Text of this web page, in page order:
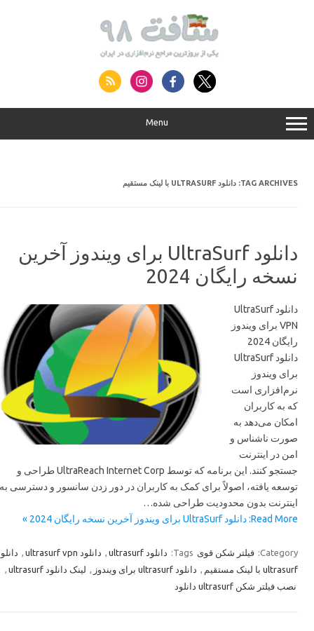
Menu
TAG ARCHIVES: دانلود ULTRASURF با لینک مستقیم
دانلود UltraSurf برای ویندوز آخرین
نسخه رایگان 2024
دانلود UltraSurf
VPN برای ویندوز
رایگان 2024
دانلود UltraSurf
برای ویندوز
نرم‌افزاری است
که به کاربران
امکان می‌دهد به
صورت ناشناس و
امن در اینترنت
جستجو کنند. این برنامه که توسط UltraReach Internet Corp طراحی و
توسعه یافته، اصولاً برای کمک به کاربران در دور زدن سانسور و دسترسی به
اینترنت بدون محدودیت طراحی شده…
Read More: دانلود UltraSurf برای ویندوز آخرین نسخه رایگان 2024 »
Category: فیلتر شکن قوی Tags: دانلود ultrasurf ,دانلود ultrasurf vpn ,دانلود
ultrasurf با لینک مستقیم
,دانلود ultrasurf برای ویندوز , لینک دانلود ultrasurf
,
نصب فيلتر شكن ultrasurf دانلود